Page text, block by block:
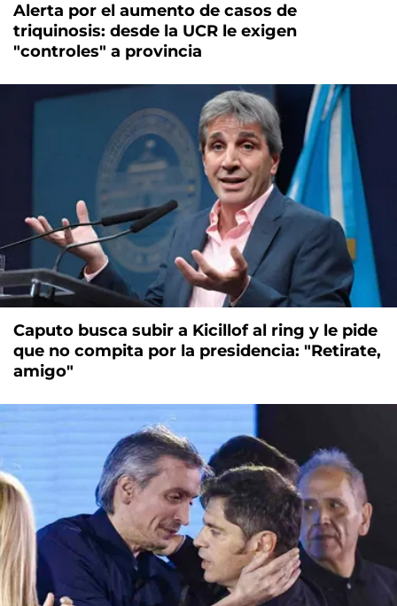
Alerta por el aumento de casos de
triquinosis: desde la UCR le exigen
"controles" a provincia
Caputo busca subir a Kicillof al ring y le pide
que no compita por la presidencia: "Retirate,
amigo"